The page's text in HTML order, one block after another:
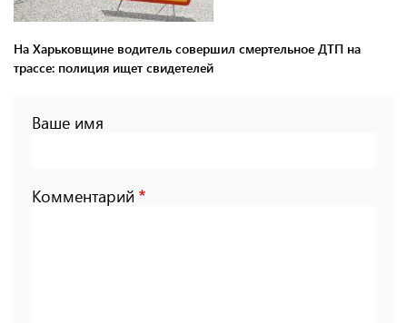
На Харьковщине водитель совершил смертельное ДТП на
трассе: полиция ищет свидетелей
Ваше имя
Комментарий